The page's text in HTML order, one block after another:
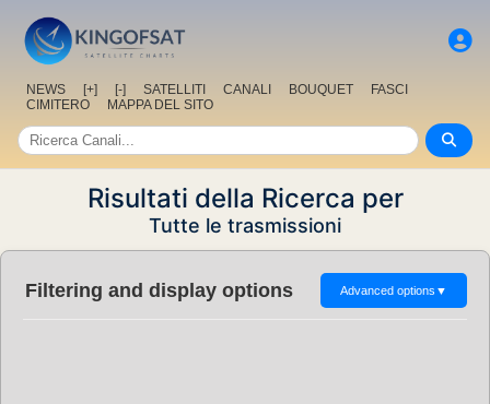
NEWS [+] [-] SATELLITI CANALI BOUQUET
FASCI
CIMITERO
MAPPA DEL SITO
Risultati della Ricerca per
Tutte le trasmissioni
Filtering and display options Advanced options ▼